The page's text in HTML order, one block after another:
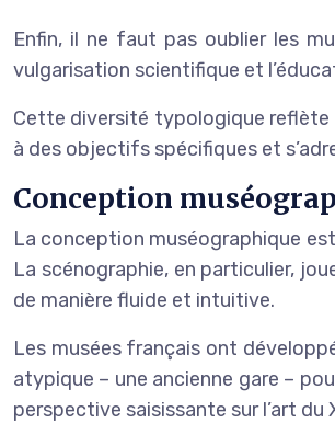
Enfin, il ne faut pas oublier les
vulgarisation scientifique et
Cette diversité typologique reflète
à des objectifs spécifiques et
Conception
La conception muséographique
La scénographie, en particulier,
de manière fluide et intuitive.
Les musées français ont
atypique – une ancienne gare –
perspective saisissante sur l’art du